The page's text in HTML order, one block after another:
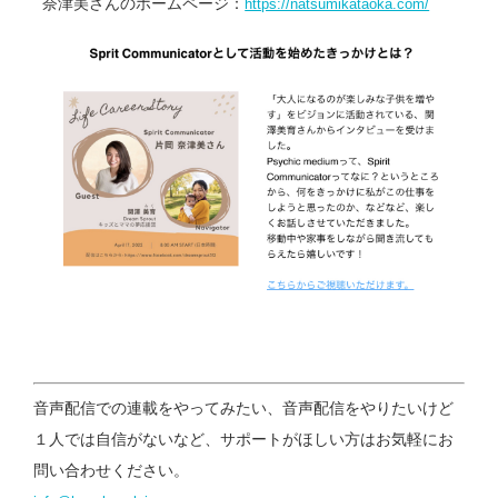
https://natsumikataoka.com/
音声配信での連載をやってみたい、音声配信をやりたいけど
１人では自信がないなど、サポートがほしい方はお気軽にお
問い合わせください。